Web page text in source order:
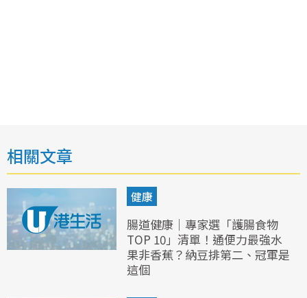
相關文章
健康
腸道健康｜專家選「護腸食物
TOP 10」清單！通便力最強水
果非香蕉？納豆排第二、冠軍是
這個